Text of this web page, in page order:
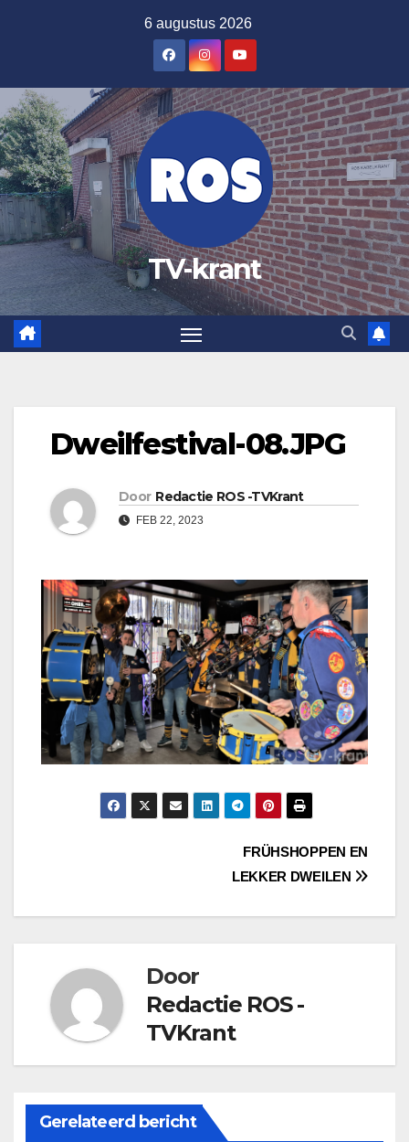
inhoud
6 augustus 2026
TV-krant
Dweilfestival-08.JPG
Door Redactie ROS -TVKrant
FEB 22, 2023
FRÜHSHOPPEN EN
LEKKER DWEILEN
Door
Redactie ROS -
TVKrant
Gerelateerd bericht